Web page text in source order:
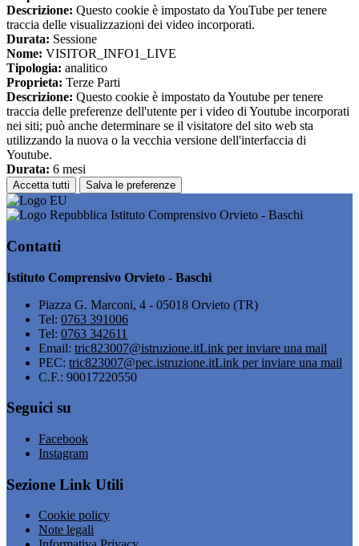
Descrizione: Questo cookie è impostato da YouTube per tenere
traccia delle visualizzazioni dei video incorporati.
Durata: Sessione
Nome: VISITOR_INFO1_LIVE
Tipologia: analitico
Proprieta: Terze Parti
Descrizione: Questo cookie è impostato da Youtube per tenere
traccia delle preferenze dell'utente per i video di Youtube incorporati
nei siti; può anche determinare se il visitatore del sito web sta
utilizzando la nuova o la vecchia versione dell'interfaccia di
Youtube.
Durata: 6 mesi
Accetta tutti Salva le preferenze
Istituto Comprensivo Orvieto - Baschi
Contatti
Istituto Comprensivo Orvieto - Baschi
Piazza G. Marconi, 4 - 05018 Orvieto (TR)
Tel: 0763 391006
Tel: 0763 342611
Email: tric823007@istruzione.itLink per inviare una mail
PEC: tric823007@pec.istruzione.itLink per inviare una mail
C.F.: 90017220550
Seguici su
Facebook
Instagram
Sezione Link Utili
Cookie policy
Note legali